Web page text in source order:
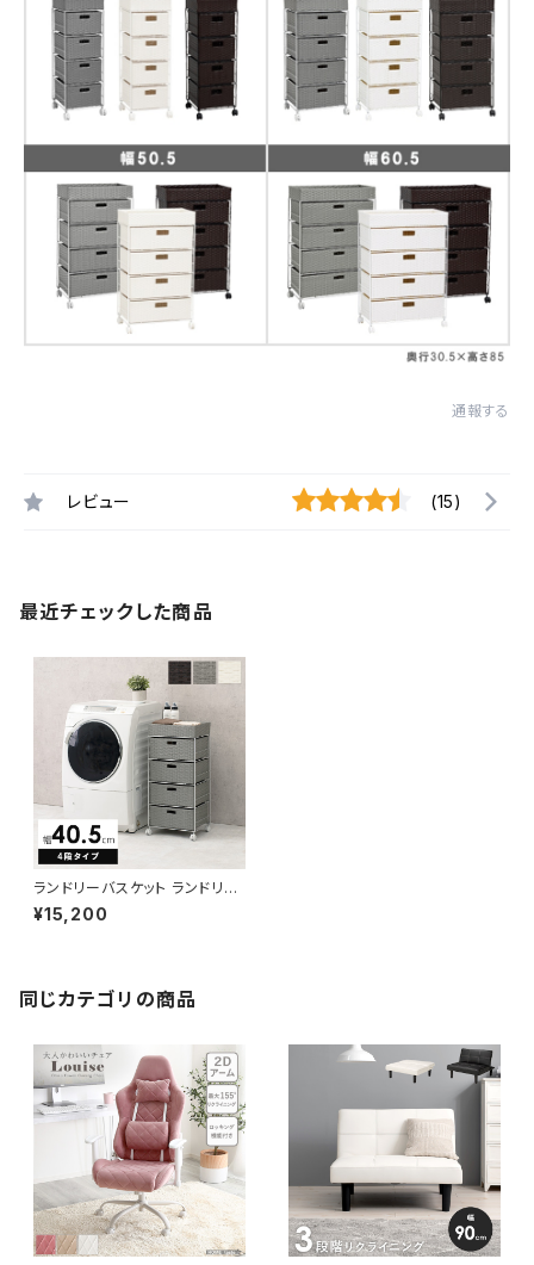
通報する
レビュー (15)
最近チェックした商品
ランドリーバスケット ランドリー
ワゴン 洗濯カゴ キャスター付 ラ
ンドリー収納 新生活 一人暮らし
¥15,200
同じカテゴリの商品